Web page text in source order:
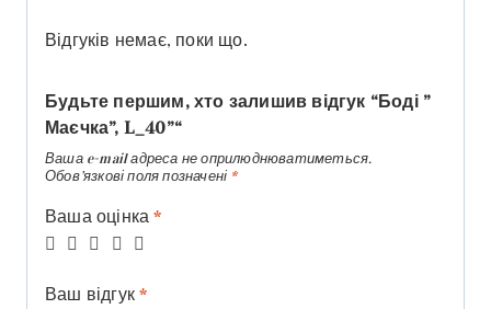
Відгуків немає, поки що.
Будьте першим, хто залишив відгук “Боді ”
Маєчка”, L_40”“
Ваша e-mail адреса не оприлюднюватиметься.
Обов’язкові поля позначені *
Ваша оцінка*
Ваш відгук*